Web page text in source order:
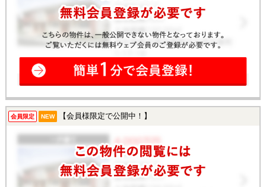
会員限定 NEW 【会員様限定で公開中！】